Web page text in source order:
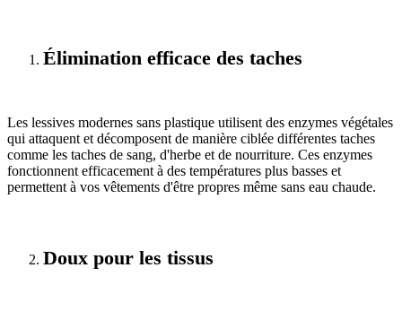
Élimination efficace des taches
Les lessives modernes sans plastique utilisent des enzymes végétales
qui attaquent et décomposent de manière ciblée différentes taches
comme les taches de sang, d'herbe et de nourriture. Ces enzymes
fonctionnent efficacement à des températures plus basses et
permettent à vos vêtements d'être propres même sans eau chaude.
Doux pour les tissus